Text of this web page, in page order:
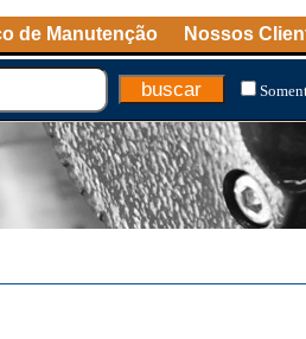
de Manutenção Nossos